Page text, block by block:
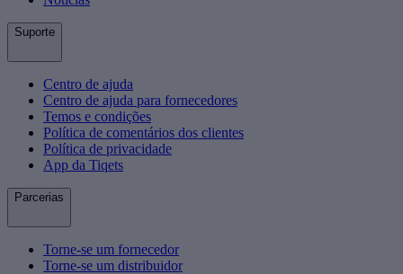
Suporte
Centro de ajuda
Centro de ajuda para fornecedores
Temos e condições
Política de comentários dos clientes
Política de privacidade
App da Tiqets
Parcerias
Torne-se um fornecedor
Torne-se um distribuidor